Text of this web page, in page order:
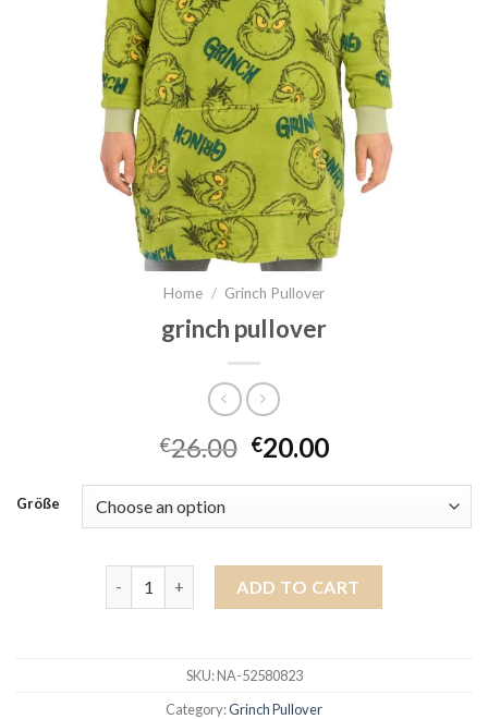
Home / Grinch Pullover
grinch pullover
€26.00 €20.00
Größe
ADD TO CART
SKU:NA-52580823
Category:Grinch Pullover